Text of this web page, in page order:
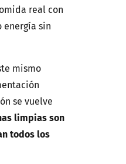
real con
sin
mismo
se vuelve
limpias son
todos los